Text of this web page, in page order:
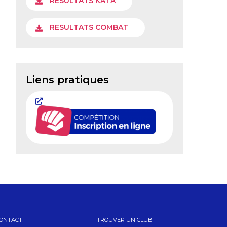
RESULTATS COMBAT
Liens pratiques
TROUVER UN CLUB